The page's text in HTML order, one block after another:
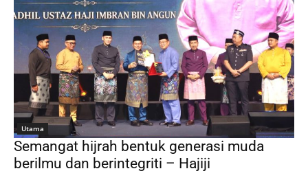
Utama
Semangat hijrah bentuk generasi muda
berilmu dan berintegriti – Hajiji